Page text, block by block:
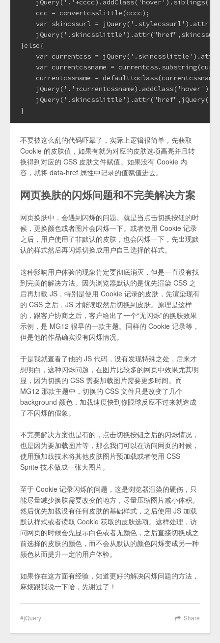
    ccc = convertcsslittle(cccc);
var skincssurl =
}else{
var currentcss =
var currentcssname =
currentcssname =
}
不要被这么乱的代码吓晕了，实际上逻辑很简单，先获取
Cookie 的皮肤值，如果有就为对应的皮肤选项高亮并且转
换得到对应的 CSS 皮肤文件赋值。如果没有 Cookie 内
容，就将 data-href 属性中记录的值赋值进去。
网页换肤的闪烁问题和不完美解决方案
网页换肤中，会遇到闪烁的问题。就是当点击切换按钮的时
候，更换颜色或者图片会闪烁一下。或者使用 Cookie 记录
之后，用户使用了非默认的皮肤，也会闪烁一下，先出现默
认的样式然后再闪烁切换成用户自己选择的样式。
这种影响用户体验的现象肯定要彻底消灭，但是一直没有找
到完美的解决方法。因为浏览器默认的是优先渲染 CSS 之
后再加载 JS，特别是使用 Cookie 记录的皮肤，先渲染现有
的 CSS 之后，JS 才能读取然后切换到皮肤。原理是这样
的，跟客户协商之后，客户给出了一个“无闪烁”的换肤效果
示例，是 MG12 很早的一款主题。同样的 Cookie 记录等，
但是他的作品确实没有闪烁情况。
于是我就查看了他的 JS 代码，没有发现特殊之处，后来才
想明白，这种闪烁问题，在图片比较多的网页中效果尤其明
显，因为切换的 CSS 需要加载图片需要更多时间。而
MG12 那款主题中，切换的 CSS 文件只是改变了几个
background 颜色，加载速度快到你眼球反应不过来就造成
了不闪烁的假象。
不完美解决方案也是有的，点击切换按钮之后的闪烁情况，
也是因为要加载图片等，那么我们可以在访问网页的时候，
使用预加载技术将其他皮肤图片预加载或者使用 CSS
Sprite 技术做成一张大图片。
至于 Cookie 记录闪烁的问题，这是浏览器渲染的硬伤，只
能尽量减少换肤需要改变的地方，尽量压缩图片减小体积。
然后优先加载没有任何皮肤的基础样式，之后使用 JS 加载
默认样式或者读取 Cookie 获取的皮肤选项。这样处理，访
问网页的时候会先显示白色或者无颜色，之后直接切换成之
前选择的皮肤的颜色，而不会从默认的颜色闪烁变成另一种
颜色从而提升一定的用户体验。
如果你在这方面有经验，知道更好的解决闪烁问题的方法，
麻烦跟我说一下哈，先谢过了！
Share
jQuery